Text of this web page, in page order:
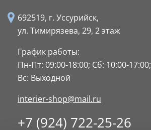
692519, г. Уссурийск,
ул. Тимирязева, 29, 2 этаж
График работы:
Пн-Пт: 09:00-18:00; Сб: 10:00-17:00;
Вс: Выходной
interier-shop@mail.ru
+7 (924) 722-25-26